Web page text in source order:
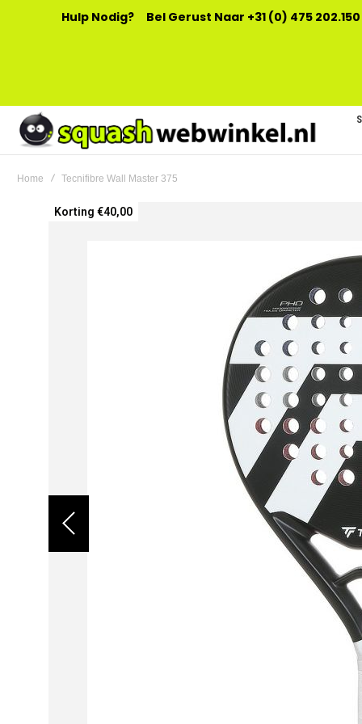
Hulp Nodig? Bel Gerust Naar +31 (0) 475
Home Tecnifibre Wall Master 375
Ga
Korting €40,00